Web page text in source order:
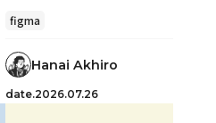
figma
Hanai Akhiro
date.2026.07.26